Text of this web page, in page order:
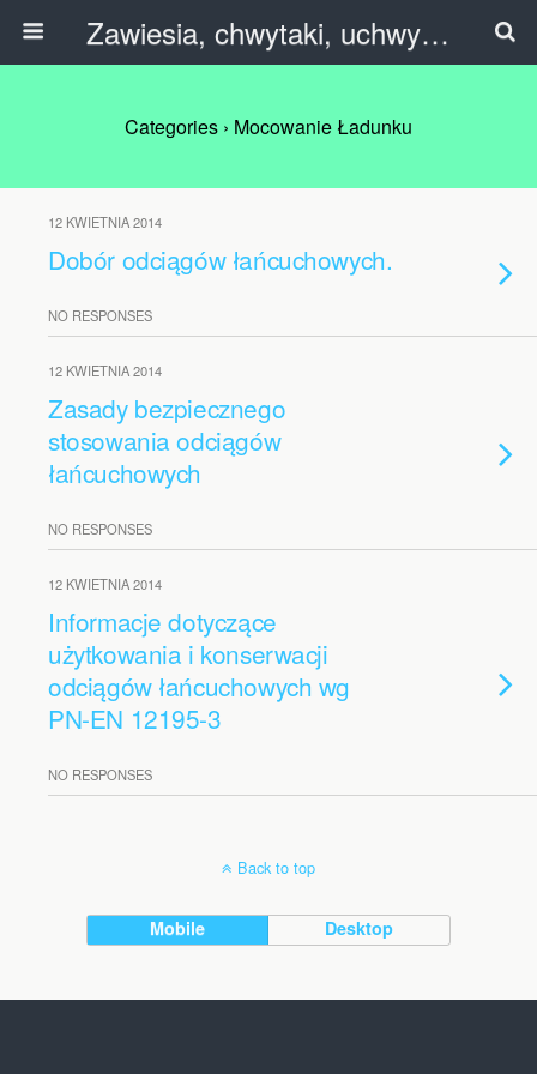
Zawiesia, chwytaki, uchwyty, trawersy, C-haki.
Categories › Mocowanie Ładunku
12 KWIETNIA 2014
Dobór odciągów łańcuchowych.
NO RESPONSES
12 KWIETNIA 2014
Zasady bezpiecznego
stosowania odciągów
łańcuchowych
NO RESPONSES
12 KWIETNIA 2014
Informacje dotyczące
użytkowania i konserwacji
odciągów łańcuchowych wg
PN-EN 12195-3
NO RESPONSES
Back to top
Mobile Desktop